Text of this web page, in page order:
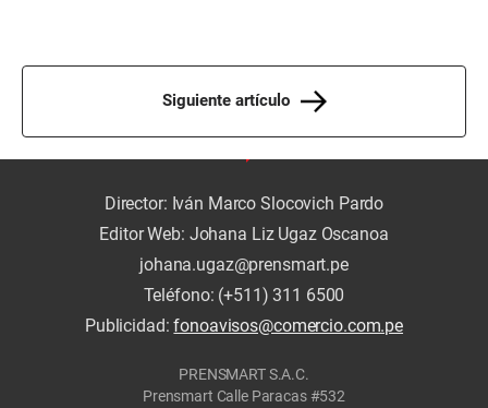
Siguiente artículo
Director: Iván Marco Slocovich Pardo
Editor Web: Johana Liz Ugaz Oscanoa
johana.ugaz@prensmart.pe
Teléfono: (+511) 311 6500
Publicidad:fonoavisos@comercio.com.pe
PRENSMART S.A.C.
Prensmart Calle Paracas #532